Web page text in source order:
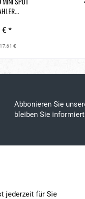
€ *
€
Abbonieren Sie
bleiben Sie
jederzeit für Sie